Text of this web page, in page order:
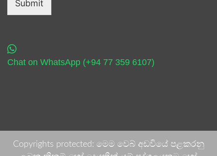
Submit
Chat on WhatsApp (+94 77 359 6107)
Copyrights protected: මෙම වෙබ් අඩවියේ පළකරනු